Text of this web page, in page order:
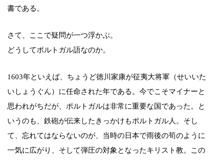
書である。
さて、ここで疑問が一つ浮かぶ。
どうしてポルトガル語なのか。
1603年といえば、ちょうど徳川家康が征夷大将軍（せいいた
いしょうぐん）に任命された年である。今でこそマイナーと
思われがちだが、ポルトガルは非常に重要な国であった。と
いうのも、鉄砲が伝来したきっかけもポルトガル人。そし
て、忘れてはならないのが、当時の日本で雨後の筍のように
一気に広がり、そして弾圧の対象となったキリスト教。この